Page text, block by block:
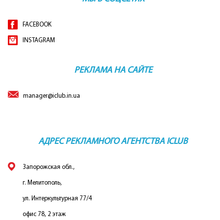
FACEBOOK
INSTAGRAM
РЕКЛАМА НА САЙТЕ
manager@iclub.in.ua
АДРЕС РЕКЛАМНОГО АГЕНТСТВА ICLUB
Запорожская обл.,
г. Мелитополь,
ул. Интеркультурная 77/4
офис 78, 2 этаж